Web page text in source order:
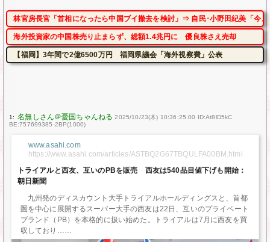
林官房長官「首相になったら中国ブイ撤去を検討」⇒ 自民･小野田紀美「今
海外投資家の中国株売り止まらず、総額1.4兆円に 優良株さえ売却
【福岡】3年間で2億6500万円 福岡県議会「海外視察費」公表
1:
2025/10/23(木) 10:36:25.00 ID:At8lD5kC
BE:757699385-2BP(1000)
www.asahi.com
https://www.asahi.com/articles/ASTBQ2G67TBQULFA00BM.html
トライアルと西友、互いのPBを販売 西友は540品目値下げも開始：
朝日新聞
九州発のディスカウント大手トライアルホールディングスと、首都
圏を中心に展開するスーパー大手の西友は22日、互いのプライベート
ブランド（PB）を本格的に扱い始めた。トライアルは7月に西友を買
収しており…